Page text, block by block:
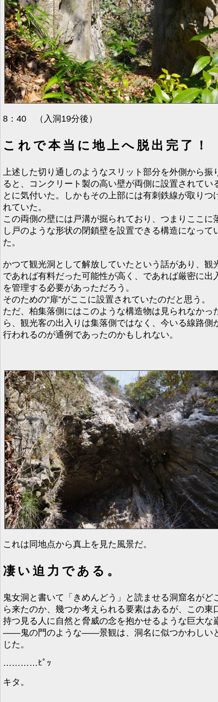
8：40 （入洞19分後）
これで本当に地上へ脱出完了！
上述した切り通しのようなスリット部分を外側から振
ると、コンクリート製の高い壁が両側に設置されてい
とに気付いた。しかもその上部には有刺鉄線が取りつ
れていた。
この両側の壁には戸溝が掘られており、つまりここに
し戸のような形状の閉鎖壁を設置できる構造になって
た。
かつて観光洞として解放していたという話があり、観
であれば有料だった可能性が高く、であれば厳密に出
を管理する必要があっただろう。
そのための“扉”がここに設置されていたのだと思う。
ただ、柏集落側にはこのような構造物は見られなかっ
ら、観光客の出入りは集落側ではなく、今いる線路側
行われるのが通例であったのかもしれない。
これは同地点から真上を見た風景だ。
凄い迫力である。
鬼女洞と書いて「きめんどう」と読ませる洞窟名がど
ら来たのか、幾つか考えられる要素はあるが、この東
持つ見る人に自然と脅威の念を抱かせるような巨大な
――鬼の門のような――景観は、洞名に似つかわしい
じた。
…………ﾋﾟｯ
キタ。